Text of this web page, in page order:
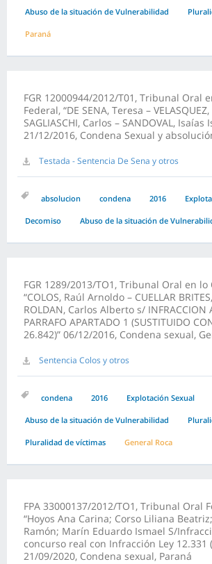
Abuso de la situación de Vulnerabilidad
Paraná
FGR 12000944/2012/T01, Tribunal Oral
Federal, “DE SENA, Teresa –
SAGLIASCHI, Carlos – SANDOVAL,
21/12/2016, Condena Sexual y
Testada - Sentencia De Sena y otros
absolucion condena 2016
Decomiso Abuso de la situación de
FGR 1289/2013/TO1, Tribunal Oral en
“COLOS, Raúl Arnoldo – CUELLAR
ROLDAN, Carlos Alberto s/ INFRACCION
PARRAFO APARTADO 1 (SUSTITUIDO
26.842)” 06/12/2016, Condena sexual,
Sentencia Colos y otros
condena 2016 Explotación Sexual
Abuso de la situación de Vulnerabilidad
Pluralidad de víctimas General Roca
FPA 33000137/2012/TO1, Tribunal Oral
“Hoyos Ana Carina; Corso Liliana
Ramón; Marín Eduardo Ismael S/
concurso real con Infracción Ley 12.331
21/09/2020, Condena sexual, Paraná